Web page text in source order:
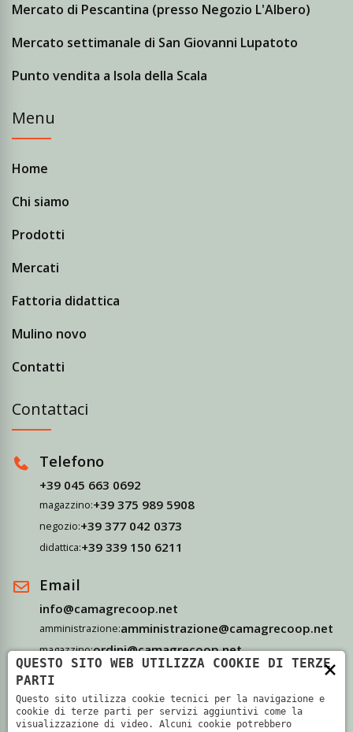
Mercato di Pescantina (presso Negozio L'Albero)
Mercato settimanale di San Giovanni Lupatoto
Punto vendita a Isola della Scala
Menu
Home
Chi siamo
Prodotti
Mercati
Fattoria didattica
Mulino novo
Contatti
Contattaci
Telefono
+39 045 663 0692
magazzino:+39 375 989 5908
negozio:+39 377 042 0373
didattica:+39 339 150 6211
Email
info@camagrecoop.net
amministrazione:amministrazione@camagrecoop.net
magazzino:ordini@camagrecoop.net
didattica:didattica@camagrecoop.net
Indirizzo
×
QUESTO SITO WEB UTILIZZA COOKIE DI TERZE
PARTI
Questo sito utilizza cookie tecnici per la navigazione e
cookie di terze parti per servizi aggiuntivi come la
visualizzazione di video. Alcuni cookie potrebbero